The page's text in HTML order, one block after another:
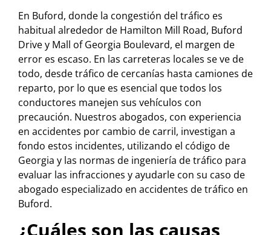
En Buford, donde la congestión del tráfico es
habitual alrededor de Hamilton Mill Road, Buford
Drive y Mall of Georgia Boulevard, el margen de
error es escaso. En las carreteras locales se ve de
todo, desde tráfico de cercanías hasta camiones de
reparto, por lo que es esencial que todos los
conductores manejen sus vehículos con
precaución. Nuestros abogados, con experiencia
en accidentes por cambio de carril, investigan a
fondo estos incidentes, utilizando el código de
Georgia y las normas de ingeniería de tráfico para
evaluar las infracciones y ayudarle con su caso de
abogado especializado en accidentes de tráfico en
Buford.
¿Cuáles son las causas